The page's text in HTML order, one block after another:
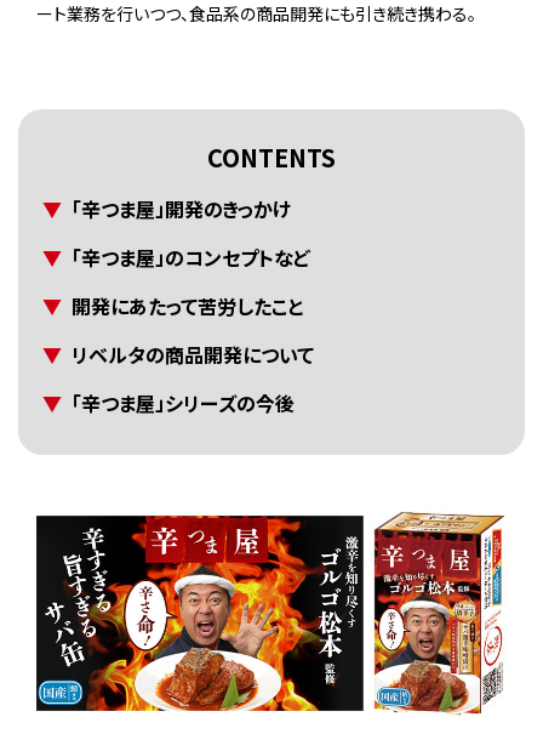
ート業務を行いつつ、食品系の商品開発にも引き続き携わる。
CONTENTS
「辛つま屋」開発のきっかけ
「辛つま屋」のコンセプトなど
開発にあたって苦労したこと
リベルタの商品開発について
「辛つま屋」シリーズの今後